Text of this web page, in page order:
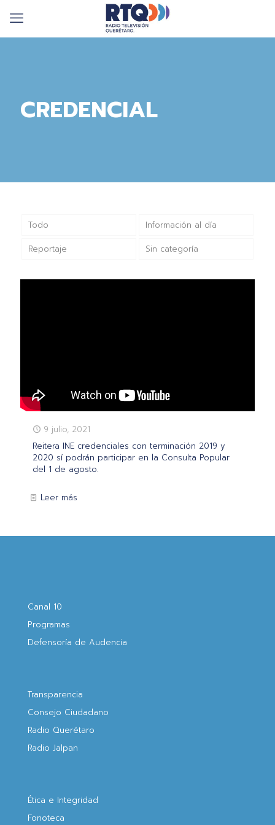
CREDENCIAL
Todo Información al día
Reportaje Sin categoría
9 julio, 2021
Reitera INE credenciales con terminación 2019 y
2020 sí podrán participar en la Consulta Popular
del 1 de agosto.
Leer más
Canal 10
Programas
Defensoría de Audencia
Transparencia
Consejo Ciudadano
Radio Querétaro
Radio Jalpan
Ética e Integridad
Fonoteca